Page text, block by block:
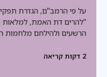
על פי הרמב"ם, הגדרת
"להרים דת האמת, למלאות
הרשעים ולהילחם מלחמות
2 דקות קריאה